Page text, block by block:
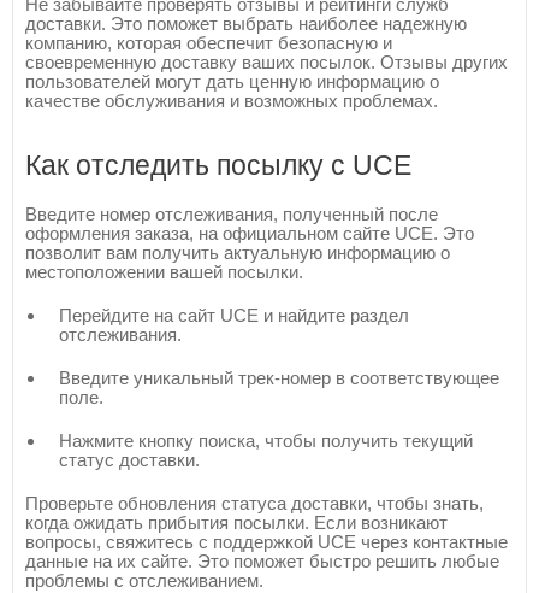
Не забывайте проверять отзывы и рейтинги служб
доставки. Это поможет выбрать наиболее надежную
компанию, которая обеспечит безопасную и
своевременную доставку ваших посылок. Отзывы других
пользователей могут дать ценную информацию о
качестве обслуживания и возможных проблемах.
Как отследить посылку с UCE
Введите номер отслеживания, полученный после
оформления заказа, на официальном сайте UCE. Это
позволит вам получить актуальную информацию о
местоположении вашей посылки.
Перейдите на сайт UCE и найдите раздел
отслеживания.
Введите уникальный трек-номер в соответствующее
поле.
Нажмите кнопку поиска, чтобы получить текущий
статус доставки.
Проверьте обновления статуса доставки, чтобы знать,
когда ожидать прибытия посылки. Если возникают
вопросы, свяжитесь с поддержкой UCE через контактные
данные на их сайте. Это поможет быстро решить любые
проблемы с отслеживанием.